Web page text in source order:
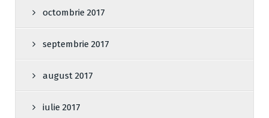
octombrie 2017
septembrie 2017
august 2017
iulie 2017